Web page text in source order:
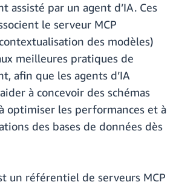
assisté par un agent d’IA. Ces
le serveur MCP
des modèles)
meilleures pratiques de
afin que les agents d’IA
à concevoir des schémas
optimiser les performances et à
des bases de données dès
un référentiel de serveurs MCP